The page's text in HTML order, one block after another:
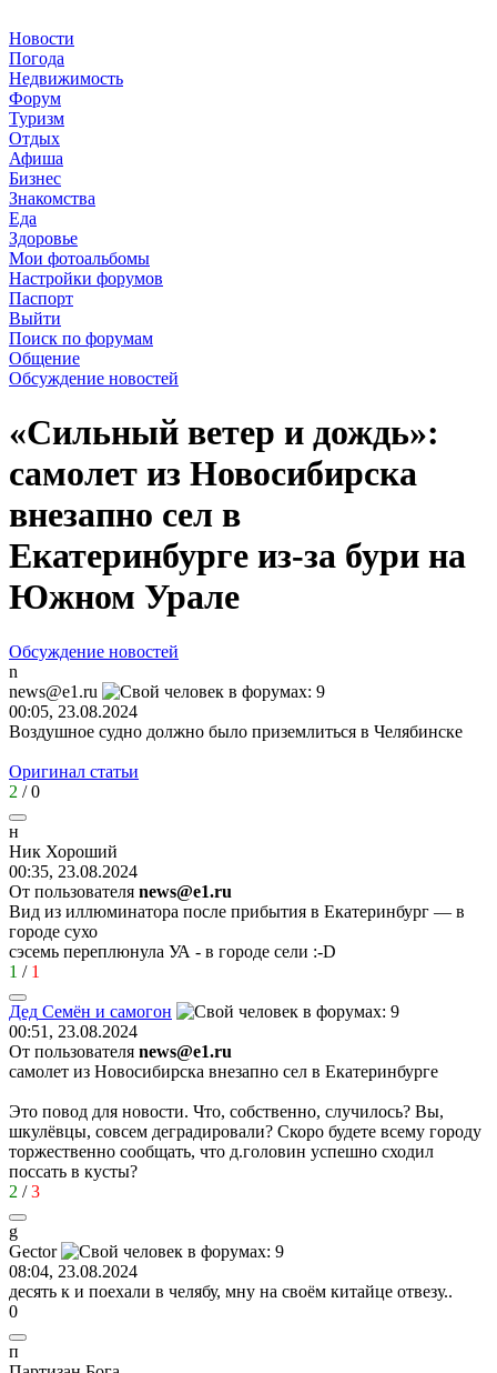
Новости
Погода
Недвижимость
Форум
Туризм
Отдых
Афиша
Бизнес
Знакомства
Еда
Здоровье
Мои фотоальбомы
Настройки форумов
Паспорт
Выйти
Поиск по форумам
Общение
Обсуждение новостей
«Сильный ветер и дождь»:
самолет из Новосибирска
внезапно сел в
Екатеринбурге из-за бури на
Южном Урале
Обсуждение новостей
n
news@e1.ru
00:05, 23.08.2024
Воздушное судно должно было приземлиться в Челябинске
Оригинал статьи
2 /0
н
Ник Хороший
00:35, 23.08.2024
От пользователя news@e1.ru
Вид из иллюминатора после прибытия в Екатеринбург — в
городе сухо
сэсемь переплюнула УА - в городе сели :-D
1 / 1
Дед Семён и самогон
00:51, 23.08.2024
От пользователя news@e1.ru
самолет из Новосибирска внезапно сел в Екатеринбурге
Это повод для новости. Что, собственно, случилось? Вы,
шкулёвцы, совсем деградировали? Скоро будете всему городу
торжественно сообщать, что д.головин успешно сходил
поссать в кусты?
2 /3
g
Gector
08:04, 23.08.2024
десять к и поехали в челябу, мну на своём китайце отвезу..
0
п